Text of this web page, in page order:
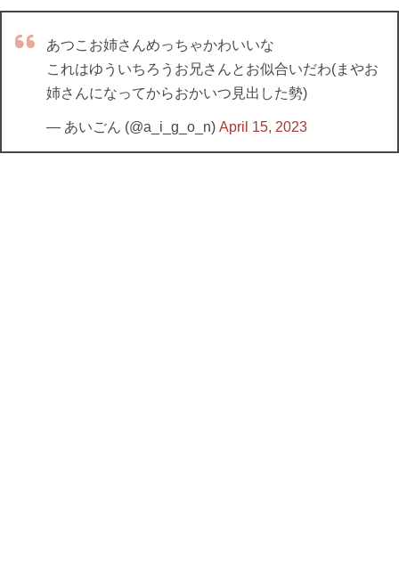
あつこお姉さんめっちゃかわいいな
これはゆういちろうお兄さんとお似合いだわ(まやお
姉さんになってからおかいつ見出した勢)
— あいごん (@a_i_g_o_n) April 15, 2023